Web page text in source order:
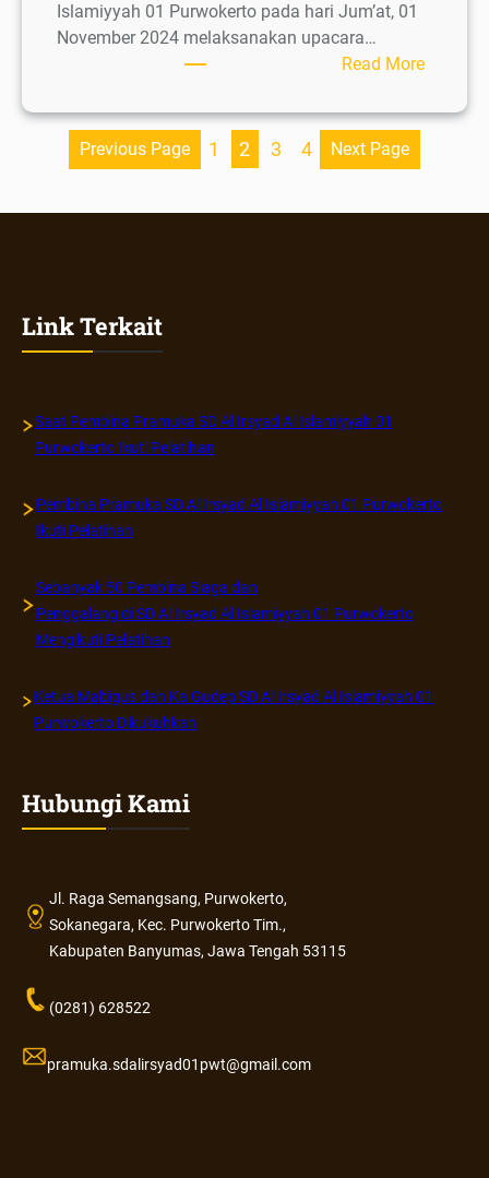
Islamiyyah 01 Purwokerto pada hari Jum’at, 01
November 2024 melaksanakan upacara…
Read More:
Siaga
Previous Page 1 2 3 4 Next Page
Link Terkait
Saat Pembina Pramuka SD Al Irsyad Al Islamiyyah 01
Purwokerto Ikuti Pelatihan
Pembina Pramuka SD Al Irsyad Al Islamiyyah 01 Purwokerto
Ikuti Pelatihan
Sebanyak 50 Pembina Siaga dan
Penggalang di SD Al Irsyad Al Islamiyyah 01 Purwokerto
Mengikuti Pelatihan
Ketua Mabigus dan Ka Gudep SD Al Irsyad Al Islamiyyah 01
Purwokerto Dikukuhkan
Hubungi Kami
Jl. Raga Semangsang, Purwokerto,
Sokanegara, Kec. Purwokerto Tim.,
Kabupaten Banyumas, Jawa Tengah 53115
(0281) 628522
pramuka.sdalirsyad01pwt@gmail.com